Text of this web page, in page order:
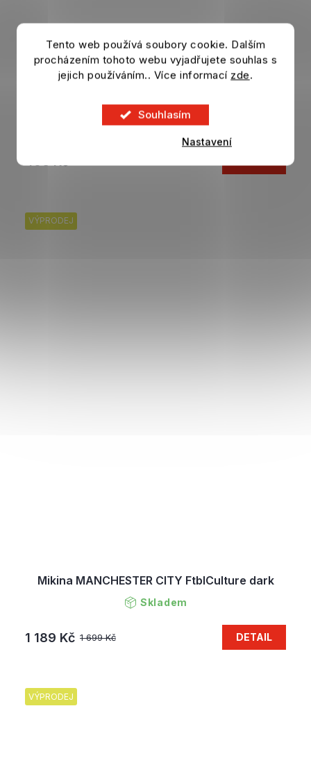
Tento web používá soubory cookie. Dalším
procházením tohoto webu vyjadřujete souhlas s
jejich používáním.. Více informací zde.
Souhlasím
Nastavení
Míč MANCHESTER CITY Essentials
Skladem
406 Kč
VÝPRODEJ
Mikina MANCHESTER CITY FtblCulture dark
Skladem
1 699 Kč
1 189 Kč DETAIL
VÝPRODEJ